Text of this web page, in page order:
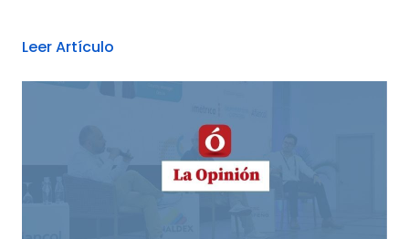
Leer Artículo